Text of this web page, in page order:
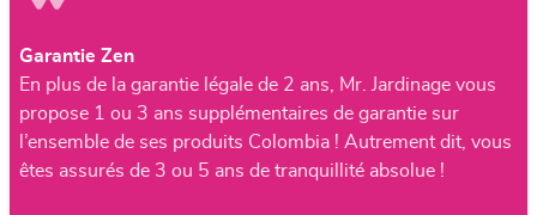
Garantie Zen
En plus de la garantie légale de 2 ans, Mr. Jardinage vous
propose 1 ou 3 ans supplémentaires de garantie sur
l’ensemble de ses produits Colombia ! Autrement dit, vous
êtes assurés de 3 ou 5 ans de tranquillité absolue !